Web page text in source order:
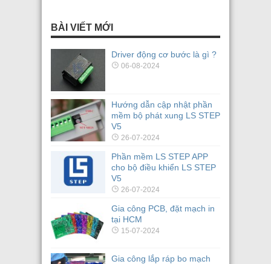
BÀI VIẾT MỚI
Driver động cơ bước là gì ?
06-08-2024
Hướng dẫn cập nhật phần
mềm bộ phát xung LS STEP
V5
26-07-2024
Phần mềm LS STEP APP
cho bộ điều khiển LS STEP
V5
26-07-2024
Gia công PCB, đặt mạch in
tại HCM
15-07-2024
Gia công lắp ráp bo mạch